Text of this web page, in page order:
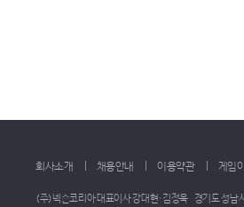
회사소개 채용안내 이용약관 게임
(주)넥슨코리아 대표이사 강대현·김정욱 경기도 성남